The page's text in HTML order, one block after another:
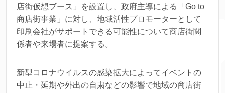
店街仮想ブース」を設置し、政府主導による「Go to
商店街事業」に対し、地域活性プロモーターとして
印刷会社がサポートできる可能性について商店街関
係者や来場者に提案する。
新型コロナウイルスの感染拡大によってイベントの
中止・延期や外出の自粛などの影響で地域の商店街